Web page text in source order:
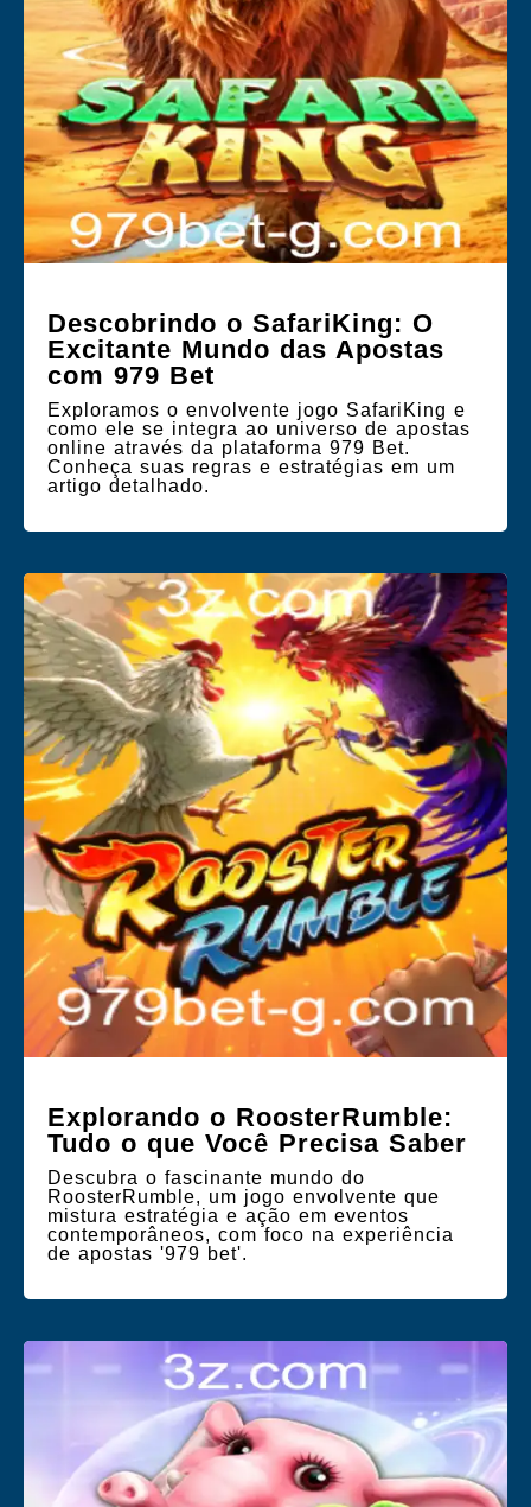
Descobrindo o SafariKing: O
Excitante Mundo das Apostas
com 979 Bet
Exploramos o envolvente jogo SafariKing e
como ele se integra ao universo de apostas
online através da plataforma 979 Bet.
Conheça suas regras e estratégias em um
artigo detalhado.
Explorando o RoosterRumble:
Tudo o que Você Precisa Saber
Descubra o fascinante mundo do
RoosterRumble, um jogo envolvente que
mistura estratégia e ação em eventos
contemporâneos, com foco na experiência
de apostas '979 bet'.